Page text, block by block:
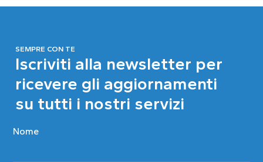
SEMPRE CON TE
Iscriviti alla newsletter per
ricevere gli aggiornamenti
su tutti i nostri servizi
Nome